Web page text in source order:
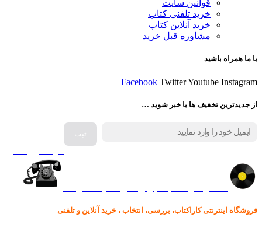
قوانین سایت
خرید تلفنی کتاب
خرید آنلاین کتاب
مشاوره قبل خرید
با ما همراه باشید
Facebook TwitterYoutube Instagram
از جدیدترین تخفیف ها با خبر شوید …
فروش انواع
فروشگاه اینترنتی کاراکتاب، بررسی، انتخاب ، خرید آنلاین و تلفنی